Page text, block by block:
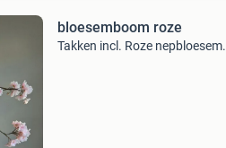
bloesemboom roze
Takken incl. Roze nepbloesem.